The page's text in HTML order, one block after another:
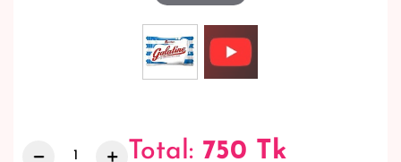
Total: 750 Tk